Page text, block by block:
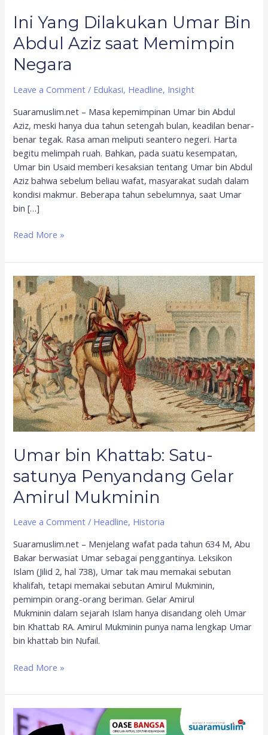
Ini Yang Dilakukan Umar Bin
Abdul Aziz saat Memimpin
Negara
Leave a Comment / Edukasi, Headline, Insight
Suaramuslim.net – Masa kepemimpinan Umar bin Abdul
Aziz, meski hanya dua tahun setengah bulan, keadilan benar-
benar tegak. Rasa aman meliputi seantero negeri. Harta
begitu melimpah ruah. Bahkan, pada suatu kesempatan,
Umar bin Usaid memberi kesaksian tentang Umar bin Abdul
Aziz bahwa sebelum beliau wafat, masyarakat sudah dalam
kondisi makmur. Beberapa tahun sebelumnya, saat Umar
bin […]
Memimpin
Negara
Read More »
Umar bin Khattab: Satu-
satunya Penyandang Gelar
Amirul Mukminin
Leave a Comment / Headline, Historia
Suaramuslim.net – Menjelang wafat pada tahun 634 M, Abu
Bakar berwasiat Umar sebagai penggantinya. Leksikon
Islam (Jilid 2, hal 738), Umar tak mau memakai sebutan
khalifah, tetapi memakai sebutan Amirul Mukminin,
pemimpin orang-orang beriman. Gelar Amirul
Mukminin dalam sejarah Islam hanya disandang oleh Umar
bin Khattab RA. Amirul Mukminin punya nama lengkap Umar
bin khattab bin Nufail.
Umar
bin
Khattab:
Satu-
satunya
Penyandang
Gelar
Amirul
Mukminin
Read More »
Mengapa
Umat